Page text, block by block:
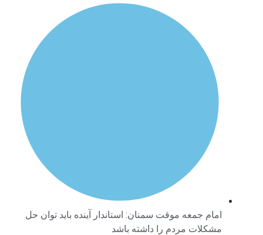
امام جمعه موقت سمنان: استاندار آینده باید توان حل
مشکلات مردم را داشته باشد